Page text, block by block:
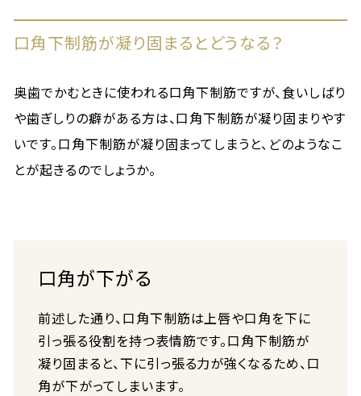
口角下制筋が凝り固まるとどうなる？
奥歯でかむときに使われる口角下制筋ですが、食いしばり
や歯ぎしりの癖がある方は、口角下制筋が凝り固まりやす
いです。口角下制筋が凝り固まってしまうと、どのようなこ
とが起きるのでしょうか。
口角が下がる
前述した通り、口角下制筋は上唇や口角を下に
引っ張る役割を持つ表情筋です。口角下制筋が
凝り固まると、下に引っ張る力が強くなるため、口
角が下がってしまいます。